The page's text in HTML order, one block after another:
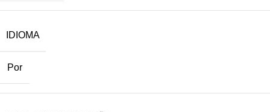
IDIOMA
Por